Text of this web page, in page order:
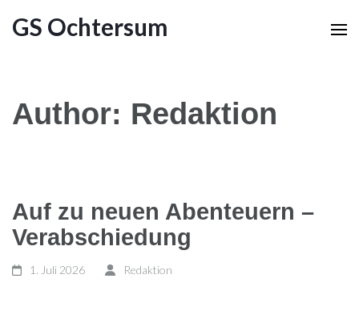
GS Ochtersum
Author: Redaktion
Auf zu neuen Abenteuern –
Verabschiedung
1. Juli 2026 Redaktion